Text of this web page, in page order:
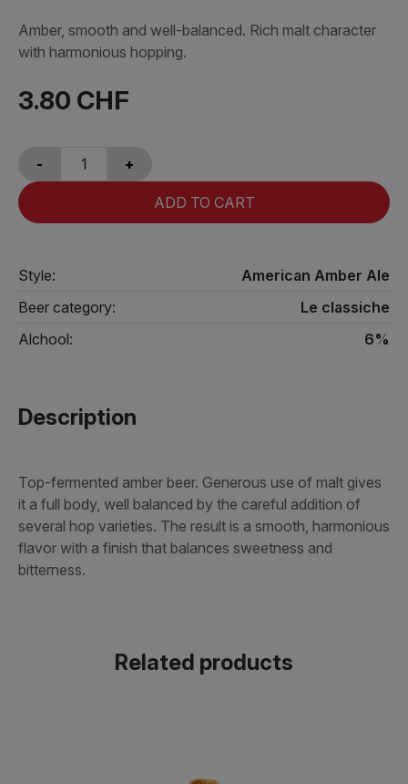
Amber, smooth and well-balanced. Rich malt character
with harmonious hopping.
3.80 CHF
- +
ADD TO CART
Style:
American Amber Ale
Beer category:
Le classiche
Alchool:
6%
Description
Top-fermented amber beer. Generous use of malt gives
it a full body, well balanced by the careful addition of
several hop varieties. The result is a smooth, harmonious
flavor with a finish that balances sweetness and
bitterness.
Related products